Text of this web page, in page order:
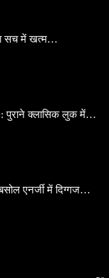
सच में खत्म…
पुराने क्लासिक लुक में…
एनर्जी में दिग्गज…